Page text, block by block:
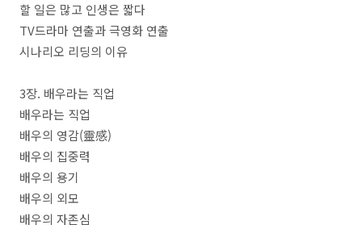
할 일은 많고 인생은 짧다
TV드라마 연출과 극영화 연출
시나리오 리딩의 이유
3장. 배우라는 직업
배우라는 직업
배우의 영감(靈感)
배우의 집중력
배우의 용기
배우의 외모
배우의 자존심